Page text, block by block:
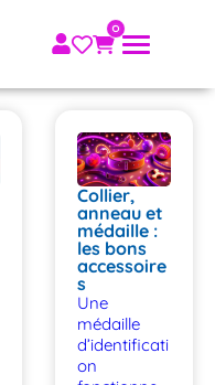
Collier,
anneau et
médaille :
les bons
accessoire
s
Une
médaille
d’identificati
on